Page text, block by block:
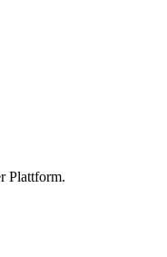
Plattform.